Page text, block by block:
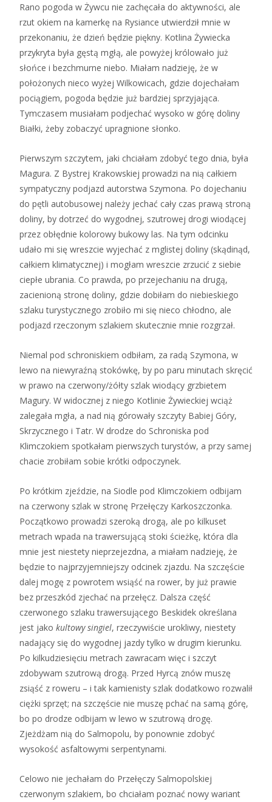
Rano pogoda w Żywcu nie zachęcała do aktywności, ale
rzut okiem na kamerkę na Rysiance utwierdził mnie w
przekonaniu, że dzień będzie piękny. Kotlina Żywiecka
przykryta była gęstą mgłą, ale powyżej królowało już
słońce i bezchmurne niebo. Miałam nadzieję, że w
położonych nieco wyżej Wilkowicach, gdzie dojechałam
pociągiem, pogoda będzie już bardziej sprzyjająca.
Tymczasem musiałam podjechać wysoko w górę doliny
Białki, żeby zobaczyć upragnione słonko.
Pierwszym szczytem, jaki chciałam zdobyć tego dnia, była
Magura. Z Bystrej Krakowskiej prowadzi na nią całkiem
sympatyczny podjazd autorstwa Szymona. Po dojechaniu
do pętli autobusowej należy jechać cały czas prawą stroną
doliny, by dotrzeć do wygodnej, szutrowej drogi wiodącej
przez obłędnie kolorowy bukowy las. Na tym odcinku
udało mi się wreszcie wyjechać z mglistej doliny (skądinąd,
całkiem klimatycznej) i mogłam wreszcie zrzucić z siebie
ciepłe ubrania. Co prawda, po przejechaniu na drugą,
zacienioną stronę doliny, gdzie dobiłam do niebieskiego
szlaku turystycznego zrobiło mi się nieco chłodno, ale
podjazd rzeczonym szlakiem skutecznie mnie rozgrzał.
Niemal pod schroniskiem odbiłam, za radą Szymona, w
lewo na niewyraźną stokówkę, by po paru minutach skręcić
w prawo na czerwony/żółty szlak wiodący grzbietem
Magury. W widocznej z niego Kotlinie Żywieckiej wciąż
zalegała mgła, a nad nią górowały szczyty Babiej Góry,
Skrzycznego i Tatr. W drodze do Schroniska pod
Klimczokiem spotkałam pierwszych turystów, a przy samej
chacie zrobiłam sobie krótki odpoczynek.
Po krótkim zjeździe, na Siodle pod Klimczokiem odbijam
na czerwony szlak w stronę Przełęczy Karkoszczonka.
Początkowo prowadzi szeroką drogą, ale po kilkuset
metrach wpada na trawersującą stoki ścieżkę, która dla
mnie jest niestety nieprzejezdna, a miałam nadzieję, że
będzie to najprzyjemniejszy odcinek zjazdu. Na szczęście
dalej mogę z powrotem wsiąść na rower, by już prawie
bez przeszkód zjechać na przełęcz. Dalsza część
czerwonego szlaku trawersującego Beskidek określana
jest jako kultowy singiel, rzeczywiście urokliwy, niestety
nadający się do wygodnej jazdy tylko w drugim kierunku.
Po kilkudziesięciu metrach zawracam więc i szczyt
zdobywam szutrową drogą. Przed Hyrcą znów muszę
zsiąść z roweru – i tak kamienisty szlak dodatkowo rozwalił
ciężki sprzęt; na szczęście nie muszę pchać na samą górę,
bo po drodze odbijam w lewo w szutrową drogę.
Zjeżdżam nią do Salmopolu, by ponownie zdobyć
wysokość asfaltowymi serpentynami.
Celowo nie jechałam do Przełęczy Salmopolskiej
czerwonym szlakiem, bo chciałam poznać nowy wariant